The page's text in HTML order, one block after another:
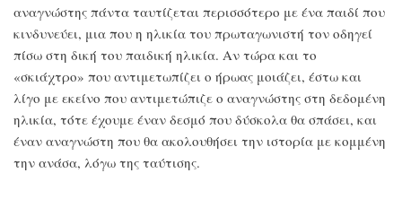
αναγνώστης πάντα ταυτίζεται περισσότερο με ένα παιδί που
κινδυνεύει, μια που η ηλικία του πρωταγωνιστή τον οδηγεί
πίσω στη δική του παιδική ηλικία. Αν τώρα και το
«σκιάχτρο» που αντιμετωπίζει ο ήρωας μοιάζει, έστω και
λίγο με εκείνο που αντιμετώπιζε ο αναγνώστης στη δεδομένη
ηλικία, τότε έχουμε έναν δεσμό που δύσκολα θα σπάσει, και
έναν αναγνώστη που θα ακολουθήσει την ιστορία με κομμένη
την ανάσα, λόγω της ταύτισης.